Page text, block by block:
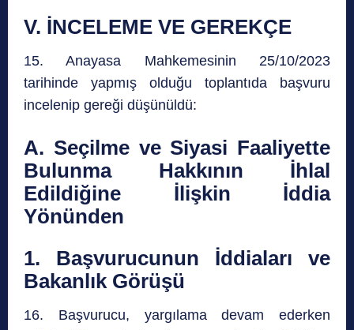
V. İNCELEME VE GEREKÇE
15. Anayasa Mahkemesinin 25/10/2023
tarihinde yapmış olduğu toplantıda başvuru
incelenip gereği düşünüldü:
A. Seçilme ve Siyasi Faaliyette
Bulunma Hakkının İhlal
Edildiğine İlişkin İddia
Yönünden
1.
Başvurucunun İddiaları ve
Bakanlık Görüşü
16. Başvurucu, yargılama devam ederken